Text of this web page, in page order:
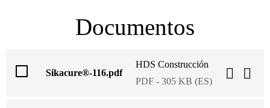
Documentos
Sikacure®-116.pdf
HDS Construcción
PDF - 305 KB (ES)